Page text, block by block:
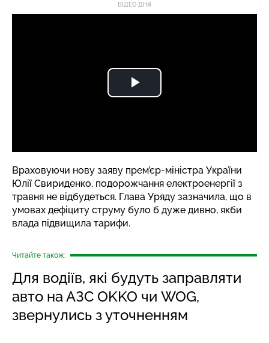
ВІДЕО ДНЯ
Враховуючи нову заяву прем’єр-міністра України
Юлії Свириденко, подорожчання електроенергії з
травня не відбудеться. Глава Уряду зазначила, що в
умовах дефіциту струму було б дуже дивно, якби
влада підвищила тарифи.
Читайте також:
Для водіїв, які будуть заправляти
авто на АЗС OKKO чи WOG,
звернулись з уточненням